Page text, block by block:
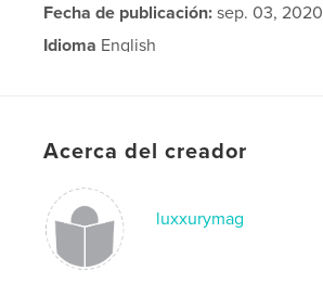
Fecha de publicación: sep. 03, 2020
Idioma English
Acerca del creador
luxxurymag